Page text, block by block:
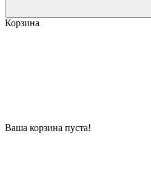
Корзина
Ваша корзина пуста!